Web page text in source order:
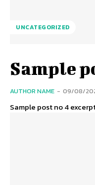
UNCATEGORIZED
Sample
AUTHOR NAME - 09/08/
Sample post no 4